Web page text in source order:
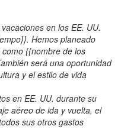
en los EE. UU.
Hemos planeado
{{nombre de los
será una oportunidad
y el estilo de vida
en EE. UU. durante su
aéreo de ida y vuelta, el
sus otros gastos